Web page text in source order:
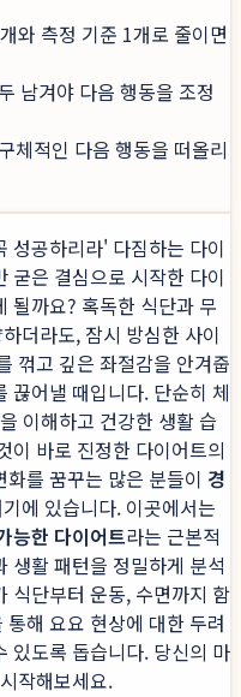
와 측정 기준 1개로 줄이면
남겨야 다음 행동을 조정
체적인 다음 행동을 떠올리
성공하리라' 다짐하는 다이
굳은 결심으로 시작한 다이
될까요? 혹독한 식단과 무
더라도, 잠시 방심한 사이
꺾고 깊은 좌절감을 안겨줍
끊어낼 때입니다. 단순히 체
이해하고 건강한 생활 습
이 바로 진정한 다이어트의
를 꿈꾸는 많은 분들이 경
에 있습니다. 이곳에서는
능한 다이어트라는 근본적
생활 패턴을 정밀하게 분석
식단부터 운동, 수면까지 함
통해 요요 현상에 대한 두려
있도록 돕습니다. 당신의 마
작해보세요.